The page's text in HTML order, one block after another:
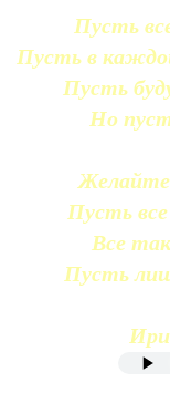
Пусть
Пусть в
Пусть
Но
Пусть
Все
Пусть